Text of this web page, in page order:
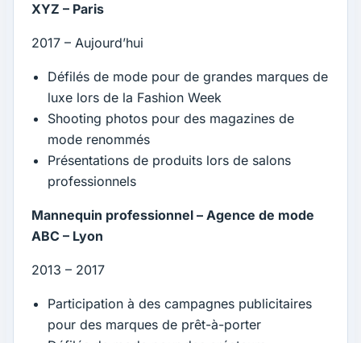
XYZ – Paris
2017 – Aujourd’hui
Défilés de mode pour de grandes marques de
luxe lors de la Fashion Week
Shooting photos pour des magazines de
mode renommés
Présentations de produits lors de salons
professionnels
Mannequin professionnel – Agence de mode
ABC – Lyon
2013 – 2017
Participation à des campagnes publicitaires
pour des marques de prêt-à-porter